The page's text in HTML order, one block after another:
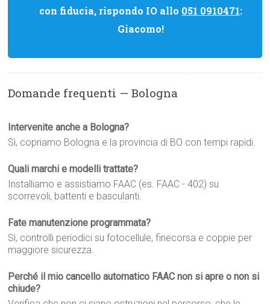
con fiducia, rispondo IO allo 051 0910471:
Giacomo!
Domande frequenti — Bologna
Intervenite anche a Bologna?
Sì, copriamo Bologna e la provincia di BO con tempi rapidi.
Quali marchi e modelli trattate?
Installiamo e assistiamo FAAC (es. FAAC - 402) su
scorrevoli, battenti e basculanti.
Fate manutenzione programmata?
Sì, controlli periodici su fotocellule, finecorsa e coppie per
maggiore sicurezza.
Perché il mio cancello automatico FAAC non si apre o non si
chiude?